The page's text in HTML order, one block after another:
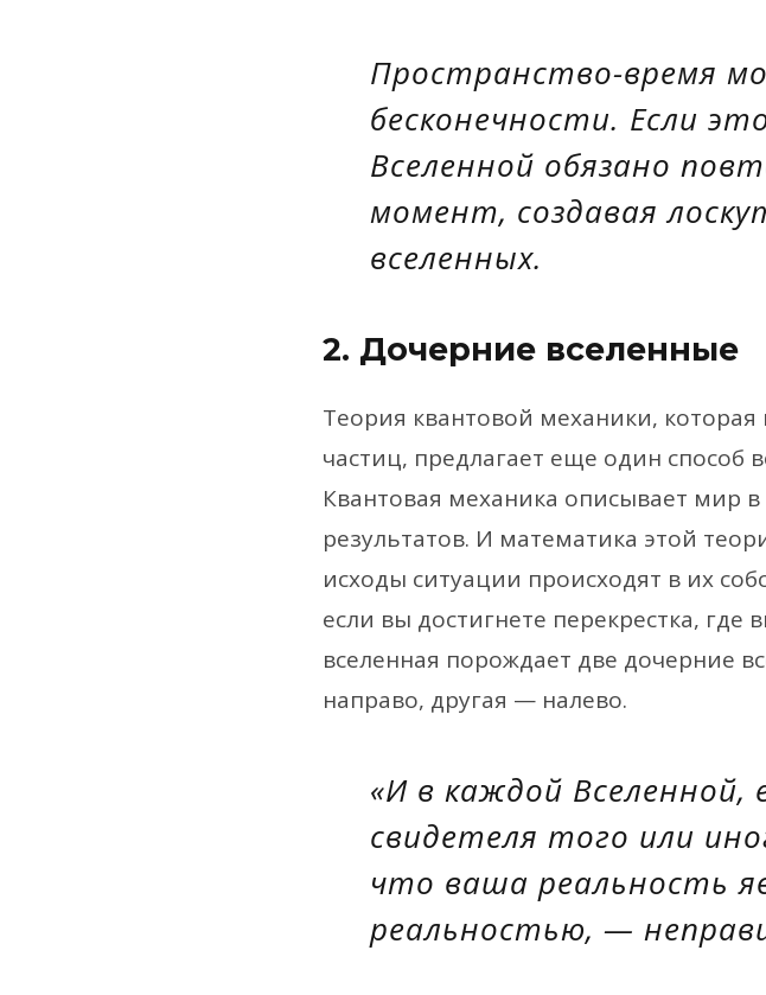
Пространство-время
бесконечности. Если
Вселенной обязано
момент, создавая
вселенных.
2. Дочерние вселенные
Теория квантовой механики,
частиц, предлагает еще один способ
Квантовая механика описывает мир
результатов. И математика этой
исходы ситуации происходят в их
если вы достигнете перекрестка,
вселенная порождает две дочерние
направо, другая — налево.
«И в каждой Вселенной,
свидетеля того или
что ваша реальность
реальностью, —